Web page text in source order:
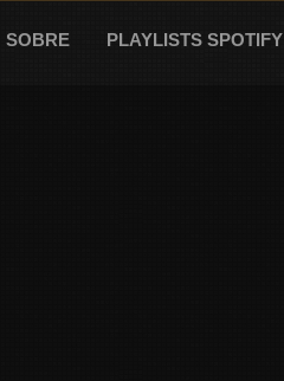
SOBRE PLAYLISTS SPOTIFY